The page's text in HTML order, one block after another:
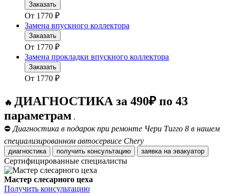
Заказать
От 1770 ₽
Замена впускного коллектора
Заказать
От 1770 ₽
Замена прокладки впускного коллектора
Заказать
От 1770 ₽
🔥 ДИАГНОСТИКА за 490₽ по 43
параметрам .
⛔ Диагностика в подарок при ремонте Чери Тигго 8 в нашем
специализированном автосервисе Chery
диагностика получить консультацию заявка на эвакуатор
Сертифицированные специалисты
Мастер слесарного цеха
Получить консультацию